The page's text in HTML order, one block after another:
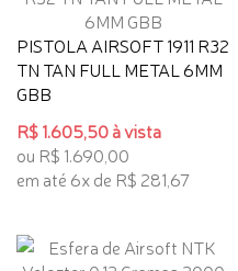
PISTOLA AIRSOFT 1911 R32
TN TAN FULL METAL 6MM
GBB
R$ 1.605,50 à vista
ou R$ 1.690,00
em até 6x de R$ 281,67